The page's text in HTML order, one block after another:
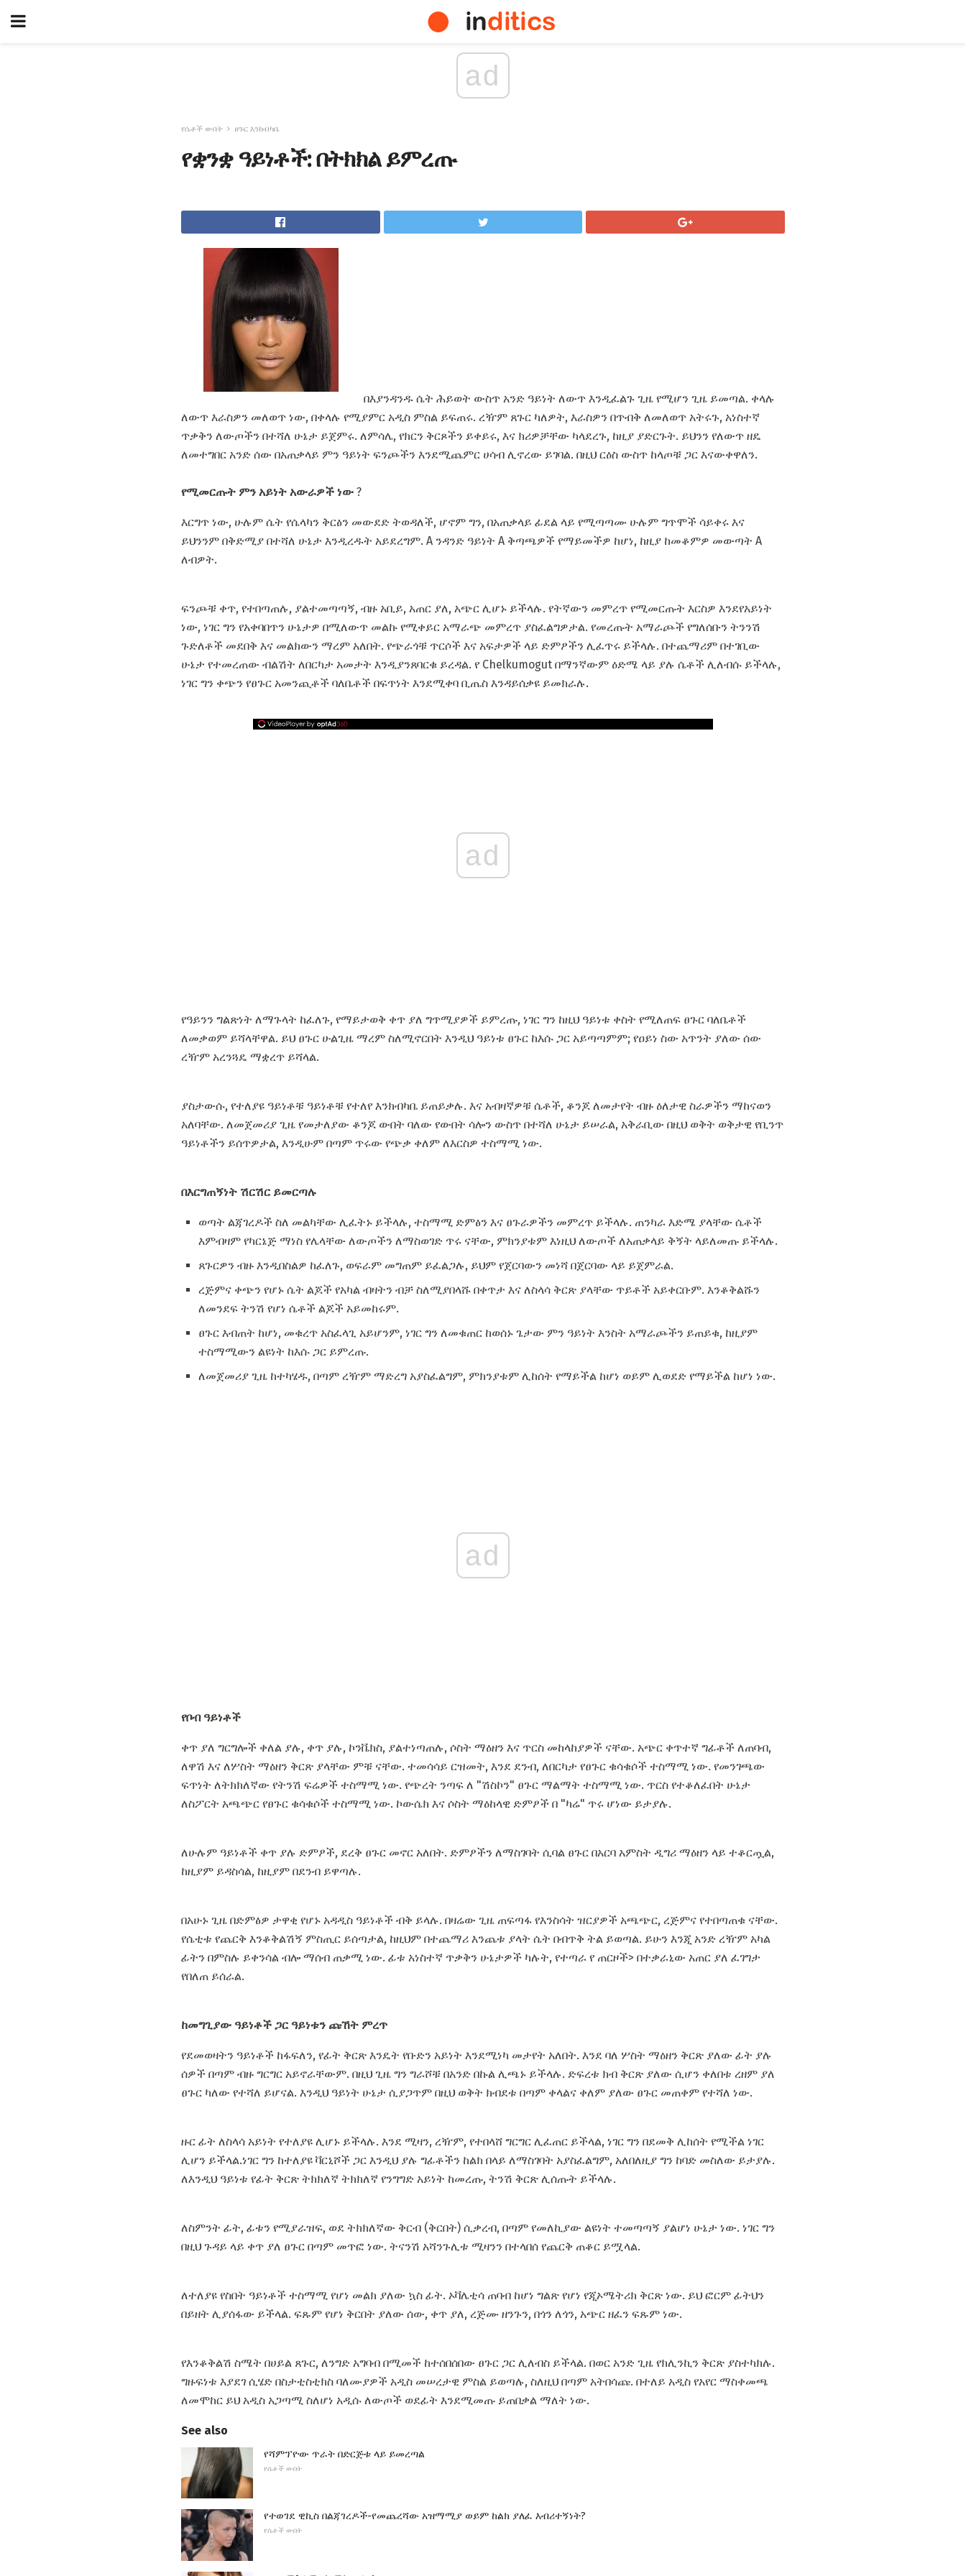
ad
የሴቶች ውበት ፀጉር እንክብካቤ
የቋንቋ ዓይነቶች: በትክክል ይምረጡ
በእያንዳንዱ ሴት ሕይወት ውስጥ አንድ ዓይነት ለውጥ እንዲፈልጉ ጊዜ የሚሆን ጊዜ ይመጣል. ቀላሉ
ለውጥ እራስዎን መለወጥ ነው, በቀላሉ የሚያምር አዲስ ምስል ይፍጠሩ. ረዥም ጸጉር ካለዎት, እራስዎን በጥብቅ ለመለወጥ አትሩጉ, አነስተኛ
ጥቃቅን ለውጦችን በተሻለ ሁኔታ ይጀምሩ. ለምሳሌ, የክርን ቅርጾችን ይቀይሩ, እና ክሪዎቻቸው ካላደረጉ, ከዚያ ያድርጉት. ይህንን የለውጥ ዘዴ
ለመተግበር አንድ ሰው በአጠቃላይ ምን ዓይነት ፍንጮችን እንደሚጨምር ሀሳብ ሊኖረው ይገባል. በዚህ ርዕስ ውስጥ ከላጦቹ ጋር እናውቀዋለን.
የሚመርጡት ምን አይነት አውራዎች ነው?
እርግጥ ነው, ሁሉም ሴት የሴላካን ቅርፅን መውደድ ትወዳለች, ሆኖም ግን, በአጠቃላይ ፊደል ላይ የሚጣጣሙ ሁሉም ግጥሞች ሳይቀሩ እና
ይህንንም በቅድሚያ በተሻለ ሁኔታ እንዲረዱት አይደረግም. A ንዳንድ ዓይነት A ቅጣጫዎች የማይመችዎ ከሆነ, ከዚያ ከመቆምዎ መውጣት A
ለብዎት.
ፍንጮቹ ቀጥ, የተበጣጠሉ, ያልተመጣጣኝ, ብዙ አቢይ, አጠር ያለ, አጭር ሊሆኑ ይችላሉ. የትኛውን መምረጥ የሚመርጡት እርስዎ እንደየአይነት
ነው, ነገር ግን የአቀባበጥን ሁኔታዎ በሚለውጥ መልኩ የሚቀይር አማራጭ መምረጥ ያስፈልግዎታል. የመረጡት አማራጮች የግለሰቡን ትንንሽ
ጉድለቶች መደበቅ እና መልክውን ማረም አለበት. የጭራጎቹ ጥርሶች እና አፍታዎች ላይ ድምፆችን ሊፈጥሩ ይችላሉ. በተጨማሪም በተገቢው
ሁኔታ የተመረጠው ብልሽት ለበርካታ አመታት እንዲያንጸባርቁ ይረዳል. የ Chelkumogut በማንኛውም ዕድሜ ላይ ያሉ ሴቶች ሊለብሱ ይችላሉ,
ነገር ግን ቀጭን የፀጉር አመንጪቶች ባለቤቶች በፍጥነት እንደሚቀባ ቢጤስ እንዳይሰቃዩ ይመክራሉ.
ad
የዓይንን ግልጽነት ለማጉላት ከፈለጉ, የማይታወቅ ቀጥ ያለ ግጥሚያዎች ይምረጡ, ነገር ግን ከዚህ ዓይነቱ ቀስት የሚለጠፍ ፀጉር ባለቤቶች
ለመቃወም ይሻላቸዋል. ይህ ፀጉር ሁልጊዜ ማረም ስለሚኖርበት እንዲህ ዓይነቱ ፀጉር ከእሱ ጋር አይጣጣምም; የዐይነ ስው አጥንት ያለው ሰው
ረዥም አረንጓዴ ማቋረጥ ይሻላል.
ያስታውሱ, የተለያዩ ዓይነቶቹ ዓይነቶቹ የተለየ እንክብካቤ ይጠይቃሉ. እና አብዛኛዎቹ ሴቶች, ቆንጆ ለመታየት ብዙ ዕለታዊ ስራዎችን ማከናወን
አለባቸው. ለመጀመሪያ ጊዜ የመታለያው ቆንጆ ውበት ባለው የውበት ሳሎን ውስጥ በተሻለ ሁኔታ ይሠራል, አቅራቢው በዚህ ወቅት ወቅታዊ የቢንጥ
ዓይነቶችን ይሰጥዎታል, እንዲሁም በጣም ጥሩው የጭቃ ቀለም ለእርስዎ ተስማሚ ነው.
በእርግጠኝነት ሽርሽር ይመርጣሉ
ወጣት ልጃገረዶች ስለ መልካቸው ሊፈትኑ ይችላሉ, ተስማሚ ድምፅን እና ፀጉራዎችን መምረጥ ይችላሉ. ጠንካራ እድሜ ያላቸው ሴቶች
እምብዛም የካርኔጅ ማነስ የሌላቸው ለውጦችን ለማስወገድ ጥሩ ናቸው, ምክንያቱም እነዚህ ለውጦች ለአጠቃላይ ቅኝት ላይለመጡ ይችላሉ.
ጸጉርዎን ብዙ እንዲበስልዎ ከፈለጉ, ወፍራም መግጠም ይፈልጋሉ, ይህም የጀርባውን መነሻ በጀርባው ላይ ይጀምራል.
ረጅምና ቀጭን የሆኑ ሴት ልጆች የአካል ብዛትን ብቻ ስለሚያበላሹ በቀጥታ እና ለስላሳ ቅርጽ ያላቸው ጥይቶች አይቀርቡም. እንቆቅልሹን
ለመንደፍ ትንሽ የሆነ ሴቶች ልጆች አይመከሩም.
ፀጉር እብጠት ከሆነ, መቁረጥ አስፈላጊ አይሆንም, ነገር ግን ለመቁጠር ከወሰኑ ጌታው ምን ዓይነት እንስት አማራጮችን ይጠይቁ, ከዚያም
ተስማሚውን ልዩነት ከእሱ ጋር ይምረጡ.
ለመጀመሪያ ጊዜ ከተካሄዱ, በጣም ረዥም ማድረግ አያስፈልግም, ምክንያቱም ሊከሰት የማይችል ከሆነ ወይም ሊወደድ የማይችል ከሆነ ነው.
ad
የቦብ ዓይነቶች
ቀጥ ያለ ግርግሎች ቀለል ያሉ, ቀጥ ያሉ, ኮንቬክስ, ያልተነጣጠሉ, ሶስት ማዕዘን እና ጥርስ መከላከያዎች ናቸው. አጭር ቀጥተኛ ግፊቶች ለጠባብ,
ለዋሽ እና ለሦስት ማዕዘን ቅርጽ ያላቸው ምቹ ናቸው. ተመሳሳይ ርዝመት, እንደ ደንብ, ለበርካታ የፀጉር ቁሳቁሶች ተስማሚ ነው. የመንገጫው
ፍጥነት ለትክክለኛው የትንሽ ፍሬዎች ተስማሚ ነው. የጭረት ንጣፍ ለ "ሽስኮን" ፀጉር ማልማት ተስማሚ ነው. ጥርስ የተቆለፈበት ሁኔታ
ለስፖርት አጫጭር የፀጉር ቁሳቁሶች ተስማሚ ነው. ኮውሴክ እና ሶስት ማዕከላዊ ድምፆች በ "ካሬ" ጥሩ ሆነው ይታያሉ.
ለሁሉም ዓይነቶች ቀጥ ያሉ ድምፆች, ደረቅ ፀጉር መኖር አለበት. ድምፆችን ለማስገባት ሲባል ፀጉር በአርባ አምስት ዲግሪ ማዕዘን ላይ ተቆርጧል,
ከዚያም ይዳስሳል, ከዚያም በደንብ ይዋጣሉ.
በአሁኑ ጊዜ በድምፅዎ ታዋቂ የሆኑ አዳዲስ ዓይነቶች ብቅ ይላሉ. በዛሬው ጊዜ ጠፍጣፋ የእንስሳት ዝርያዎች አጫጭር, ረጅምና የተበጣጠቁ ናቸው.
የሴቲቱ የጨርቅ እንቆቅልሽኝ ምስጢር ይሰጣታል, ከዚህም በተጨማሪ እንጨቱ ያላት ሴት በብጥቅ ትል ይወጣል. ይሁን እንጂ አንድ ረዥም አካል
ፊትን በምስሉ ይቀንሳል ብሎ ማሰብ ጠቃሚ ነው. ፊቱ አነስተኛ ጥቃቅን ሁኔታዎች ካሉት, የተጣራ የ ጠርዞች> በተቃራኒው አጠር ያለ ፈገግታ
የበለጠ ይሰራል.
ከመግጊያው ዓይነቶች ጋር ዓይነቱን ጩኸት ምረጥ
የደመወዛትን ዓይነቶች ከፋፍለን, የፊት ቅርጽ እንዴት የቡድን አይነት እንደሚነካ መታየት አለበት. እንደ ባለ ሦስት ማዕዘን ቅርጽ ያለው ፊት ያሉ
ሰዎች በጣም ብዙ ግርግር አይኖራቸውም. በዚህ ጊዜ ግን ግራሾቹ በአንድ በኩል ሊጫኑ ይችላሉ. ድፍረቱ ክብ ቅርጽ ያለው ሲሆን ቀለበቱ ረዘም ያለ
ፀጉር ካለው የተሻለ ይሆናል. እንዲህ ዓይነት ሁኔታ ሲያጋጥም በዚህ ወቅት ክብደቱ በጣም ቀላልና ቀለም ያለው ፀጉር መጠቀም የተሻለ ነው.
ዙር ፊት ለስላሳ አይነት የተለያዩ ሊሆኑ ይችላሉ. እንደ ሚዛን, ረዥም, የተበላሸ ግርግር ሊፈጠር ይችላል, ነገር ግን በደመቅ ሊከሰት የሚችል ነገር
ሊሆን ይችላል.ነገር ግን ከተለያዩ ቫርኒሾች ጋር እንዲህ ያሉ ግፊቶችን ከልክ በላይ ለማስገባት አያስፈልግም, አለበለዚያ ግን ከባድ መስለው ይታያሉ.
ለእንዲህ ዓይነቱ የፊት ቅርጽ ትክክለኛ ትክክለኛ የንግግድ አይነት ከመረጡ, ትንሽ ቅርጽ ሊሰጡት ይችላሉ.
ለስምንት ፊት, ፊቱን የሚያራዝፍ, ወደ ትክክለኛው ቅርብ (ቅርበት) ሲቃረብ, በጣም የመለኪያው ልዩነት ተመጣጣኝ ያልሆነ ሁኔታ ነው. ነገር ግን
በዚህ ጉዳይ ላይ ቀጥ ያለ ፀጉር በጣም መጥፎ ነው. ትናንሽ አሻንጉሊቱ ሚዛንን በተላበሰ የጨርቅ ጠቆር ይሟላል.
ለተለያዩ የስበት ዓይነቶች ተስማሚ የሆነ መልክ ያለው ኳስ ፊት. ኦቫሌቲሳ ጠባብ ከሆነ ግልጽ የሆነ የጂኦሜትሪክ ቅርጽ ነው. ይህ ፎርም ፊትህን
በይዘት ሊያሰፋው ይችላል. ፍጹም የሆነ ቅርበት ያለው ሰው, ቀጥ ያለ, ረጅሙ ዘንጉን, በጎን ለጎን, አጭር ዘፈን ፍጹም ነው.
የእንቆቅልሽ ስሜት በሀይል ጸጉር, ለንግድ አግባብ በሚመች ከተሰበሰበው ፀጉር ጋር ሊለብስ ይችላል. በወር አንድ ጊዜ የክሊንኪን ቅርጽ ያስተካክሉ.
ግዙፍነቱ እያደገ ሲሄድ በስታቲስቲክስ ባለሙያዎች አዲስ መሠረታዊ ምስል ይወጣሉ, ስለዚህ በጣም አትበሳጩ. በተለይ አዲስ የአየር ማስቀመጫ
ለመሞከር ይህ አዲስ አጋጣሚ ስለሆነ አዲሱ ለውጦች ወደፊት እንደሚመጡ ይጠበቃል ማለት ነው.
See also
የሻምፕዮው ጥራት በድርጅቱ ላይ ይመረጣል
የሴቶች ውበት
የተወገደ ዊኪስ በልጃገረዶች-የመጨረሻው አዝማሚያ ወይም ከልክ ያለፈ እብሪተኝነት?
የሴቶች ውበት